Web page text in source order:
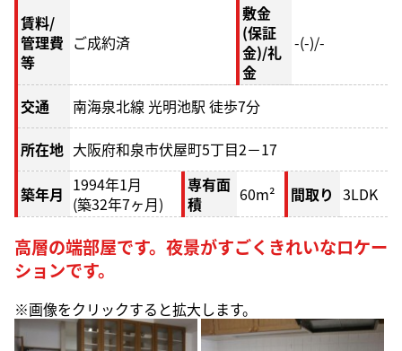
賃料/
管理費
等
ご成約済
敷金
(保証
金)/礼
金
-(-)/-
交通
南海泉北線 光明池駅 徒歩7分
所在地 大阪府和泉市伏屋町5丁目2－17
築年月 1994年1月
(築32年7ヶ月)
専有面
積
60m² 間取り 3LDK
高層の端部屋です。夜景がすごくきれいなロケー
ションです。
※画像をクリックすると拡大します。